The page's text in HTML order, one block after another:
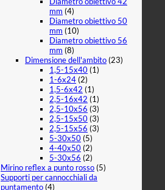
mm (4)
Diametro obiettivo 50
mm (10)
Diametro obiettivo 56
mm (8)
Dimensione dell'ambito(23)
1,5-15x40(1)
1-6x24(2)
1,5-6x42 (1)
2,5-16x42 (1)
2,5-10x56 (3)
2,5-15x50(3)
2,5-15x56 (3)
5-30x50(5)
4-40x50(2)
5-30x56 (2)
Mirino reflex a punto rosso(5)
Supporti per cannocchiali da
puntamento(4)